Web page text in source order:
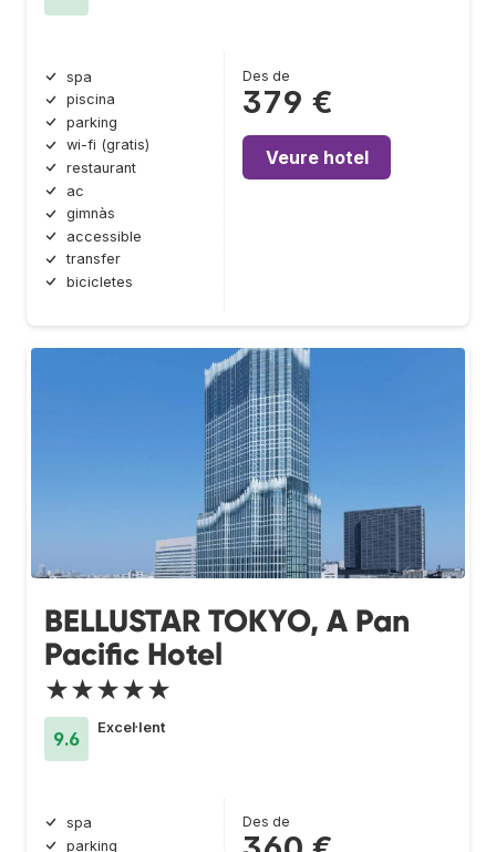
spa
piscina
parking
wi-fi (gratis)
restaurant
ac
gimnàs
accessible
transfer
bicicletes
Des de
379 €
Veure hotel
BELLUSTAR TOKYO, A Pan
Pacific Hotel
★★★★★
9.6
Excel·lent
spa
parking
Des de